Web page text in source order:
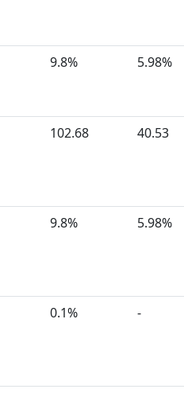
9.8% 5.98%
102.68 40.53
9.8% 5.98%
0.1% -